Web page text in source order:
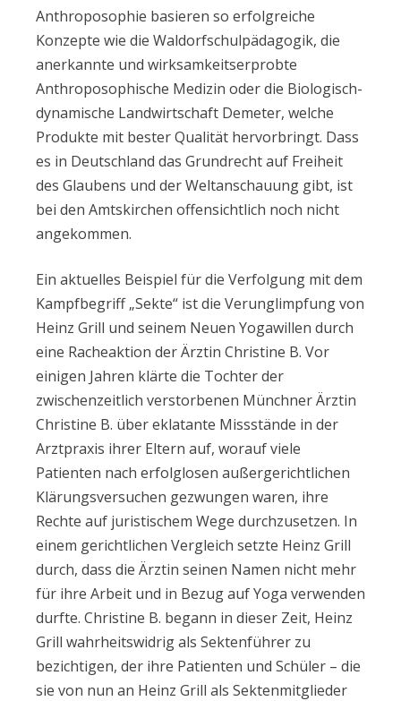
Anthroposophie basieren so erfolgreiche
Konzepte wie die Waldorfschulpädagogik, die
anerkannte und wirksamkeitserprobte
Anthroposophische Medizin oder die Biologisch-
dynamische Landwirtschaft Demeter, welche
Produkte mit bester Qualität hervorbringt. Dass
es in Deutschland das Grundrecht auf Freiheit
des Glaubens und der Weltanschauung gibt, ist
bei den Amtskirchen offensichtlich noch nicht
angekommen.
Ein aktuelles Beispiel für die Verfolgung mit dem
Kampfbegriff „Sekte“ ist die Verunglimpfung von
Heinz Grill und seinem Neuen Yogawillen durch
eine Racheaktion der Ärztin Christine B. Vor
einigen Jahren klärte die Tochter der
zwischenzeitlich verstorbenen Münchner Ärztin
Christine B. über eklatante Missstände in der
Arztpraxis ihrer Eltern auf, worauf viele
Patienten nach erfolglosen außergerichtlichen
Klärungsversuchen gezwungen waren, ihre
Rechte auf juristischem Wege durchzusetzen. In
einem gerichtlichen Vergleich setzte Heinz Grill
durch, dass die Ärztin seinen Namen nicht mehr
für ihre Arbeit und in Bezug auf Yoga verwenden
durfte. Christine B. begann in dieser Zeit, Heinz
Grill wahrheitswidrig als Sektenführer zu
bezichtigen, der ihre Patienten und Schüler – die
sie von nun an Heinz Grill als Sektenmitglieder